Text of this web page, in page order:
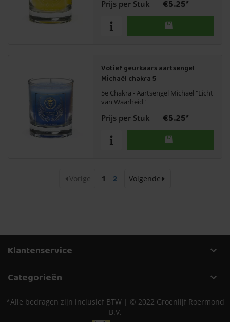
Prijs per Stuk €5.25*
Votief geurkaars aartsengel
Michaël chakra 5
5e Chakra - Aartsengel Michaël "Licht
van Waarheid"
Prijs per Stuk €5.25*
Vorige 1 2 Volgende
Klantenservice
Categorieën
*Alle bedragen zijn inclusief BTW | © 2022 Groenlijf Roermond
B.V.